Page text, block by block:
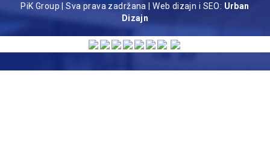
PiK Group | Sva prava zadržana |Web dizajn i SEO: Urban
Dizajn